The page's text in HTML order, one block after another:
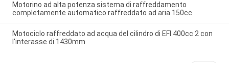
Motorino ad alta potenza sistema di raffreddamento
completamente automatico raffreddato ad aria 150cc
Motociclo raffreddato ad acqua del cilindro di EFI 400cc 2 con
l'interasse di 1430mm